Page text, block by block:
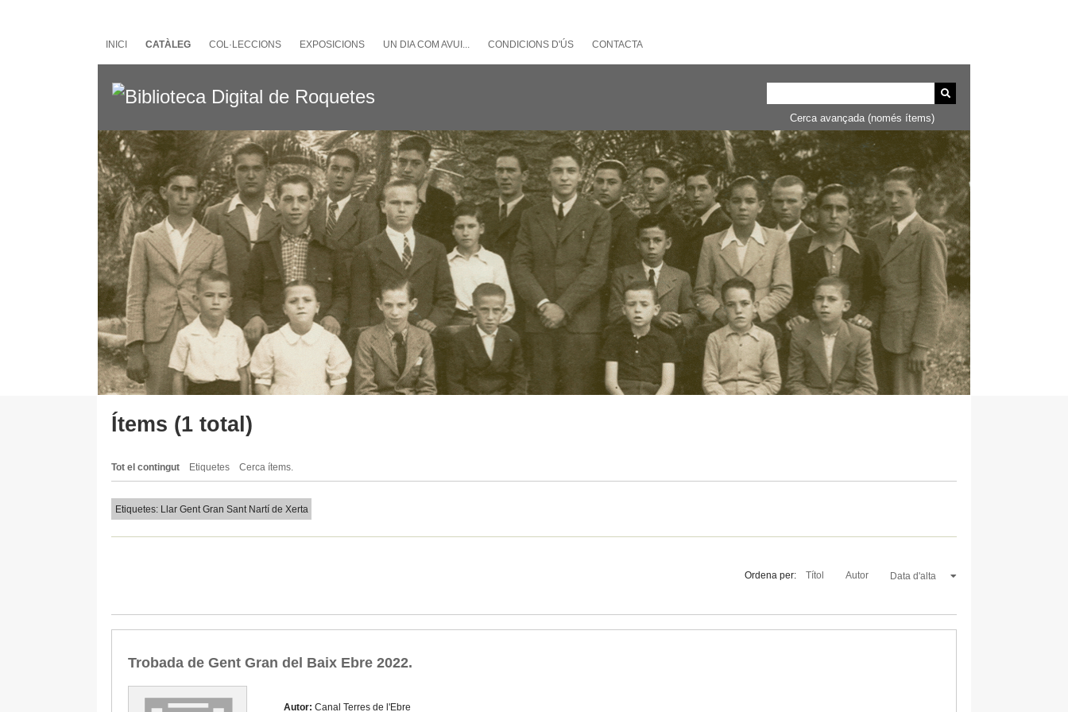
INICI CATÀLEG COL·LECCIONS EXPOSICIONS UN DIA COM AVUI... CONDICIONS D'ÚS CONTACTA
Cerca avançada (només ítems)
Ítems (1 total)
Tot el contingut Etiquetes Cerca ítems.
Etiquetes: Llar Gent Gran Sant Nartí de Xerta
Ordena per: Títol Autor Data d'alta
Trobada de Gent Gran del Baix Ebre 2022.
Autor: Canal Terres de l'Ebre